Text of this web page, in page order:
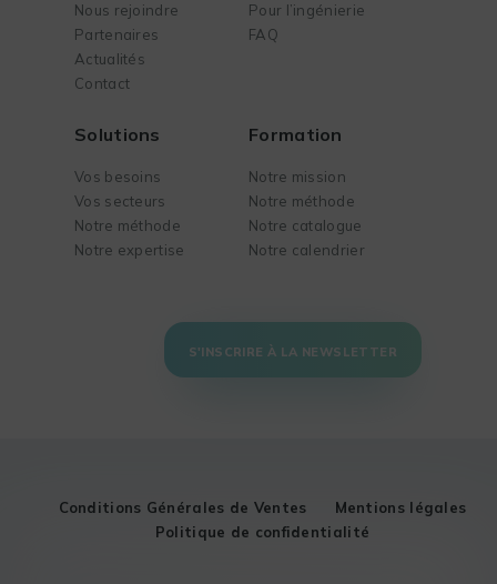
Nous rejoindre
Partenaires
Actualités
Contact
Pour l’ingénierie
FAQ
Solutions
Vos besoins
Vos secteurs
Notre méthode
Notre expertise
Formation
Notre mission
Notre méthode
Notre catalogue
Notre calendrier
S'INSCRIRE À LA NEWSLETTER
Conditions Générales de Ventes
Mentions légales
Politique de confidentialité